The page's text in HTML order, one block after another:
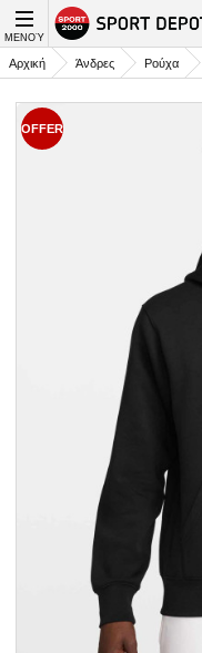
ΜΕΝΟΎ
Αρχική Άνδρες Ρούχα
OFFER